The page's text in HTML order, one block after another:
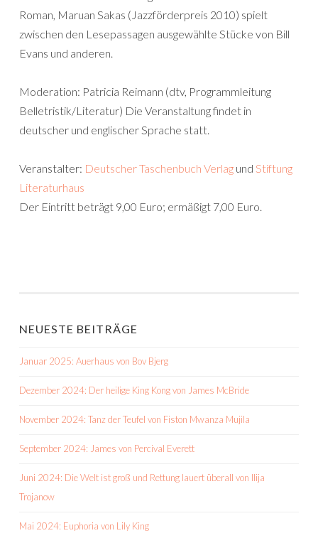
Roman, Maruan Sakas (Jazzförderpreis 2010) spielt
zwischen den Lesepassagen ausgewählte Stücke von Bill
Evans und anderen.
Moderation: Patricia Reimann (dtv, Programmleitung
Belletristik/Literatur) Die Veranstaltung findet in
deutscher und englischer Sprache statt.
Veranstalter: Deutscher Taschenbuch Verlag und Stiftung
Literaturhaus
Der Eintritt beträgt 9,00 Euro; ermäßigt 7,00 Euro.
NEUESTE BEITRÄGE
Januar 2025: Auerhaus von Bov Bjerg
Dezember 2024: Der heilige King Kong von James McBride
November 2024: Tanz der Teufel von Fiston Mwanza Mujila
September 2024: James von Percival Everett
Juni 2024: Die Welt ist groß und Rettung lauert überall von Ilija
Trojanow
Mai 2024: Euphoria von Lily King